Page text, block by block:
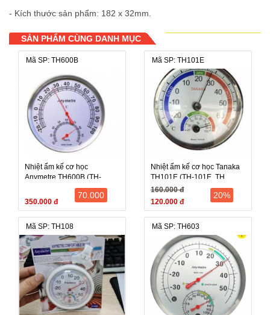
- Kích thước sản phẩm: 182 x 32mm.
SẢN PHẨM CÙNG DANH MỤC
Mã SP: TH600B
Nhiệt ẩm kế cơ học
Anymetre TH600B (TH-
600B, TH 600B)
350.000 đ
70.000
Mã SP: TH101E
Nhiệt ẩm kế cơ học Tanaka
TH101E (TH-101E, TH
101E)
160.000 đ
120.000 đ
20%
Mã SP: TH108 Mã SP: TH603